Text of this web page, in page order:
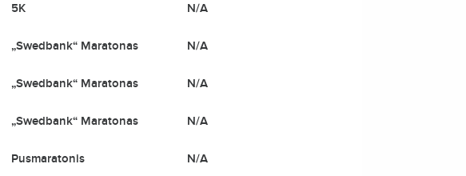
5K N/A
„Swedbank“ Maratonas N/A
„Swedbank“ Maratonas N/A
„Swedbank“ Maratonas N/A
Pusmaratonis N/A